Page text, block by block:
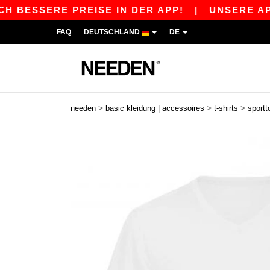
PREISE IN DER APP!|UNSERE APP IST
FAQ DEUTSCHLAND DE
needen > basic kleidung | accessoires > t-shirts >